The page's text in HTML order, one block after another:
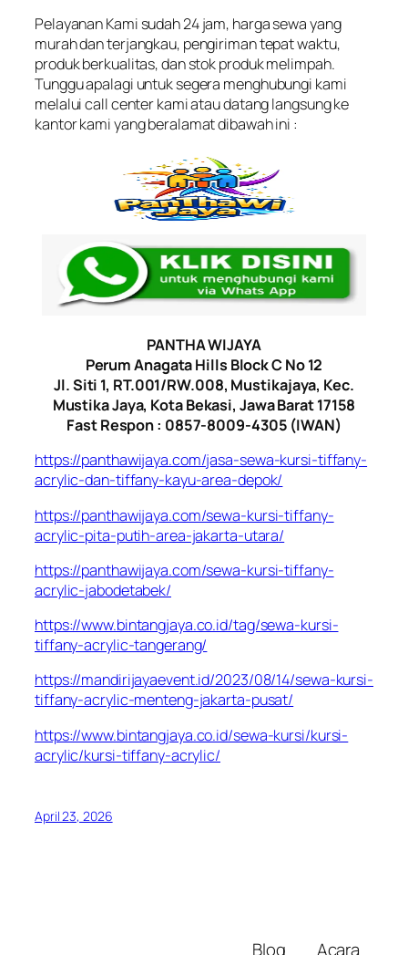
Pelayanan Kami sudah 24 jam, harga sewa yang
murah dan terjangkau, pengiriman tepat waktu,
produk berkualitas, dan stok produk melimpah.
Tunggu apalagi untuk segera menghubungi kami
melalui call center kami atau datang langsung ke
kantor kami yang beralamat dibawah ini :
PANTHA WIJAYA
Perum Anagata Hills Block C No 12
Jl. Siti 1, RT.001/RW.008, Mustikajaya, Kec.
Mustika Jaya, Kota Bekasi, Jawa Barat 17158
Fast Respon : 0857-8009-4305 (IWAN)
https://panthawijaya.com/jasa-sewa-kursi-tiffany-
acrylic-dan-tiffany-kayu-area-depok/
https://panthawijaya.com/sewa-kursi-tiffany-
acrylic-pita-putih-area-jakarta-utara/
https://panthawijaya.com/sewa-kursi-tiffany-
acrylic-jabodetabek/
https://www.bintangjaya.co.id/tag/sewa-kursi-
tiffany-acrylic-tangerang/
https://mandirijayaevent.id/2023/08/14/sewa-kursi-
tiffany-acrylic-menteng-jakarta-pusat/
https://www.bintangjaya.co.id/sewa-kursi/kursi-
acrylic/kursi-tiffany-acrylic/
April 23, 2026
Blog Acara